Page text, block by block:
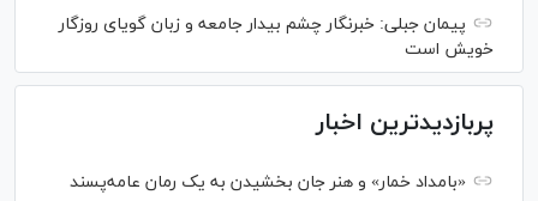
پیمان جبلی: خبرنگار چشم بیدار جامعه و زبان گویای روزگار
خویش است
پربازدیدترین اخبار
«بامداد خمار» و هنر جان بخشیدن به یک رمان عامه‌پسند